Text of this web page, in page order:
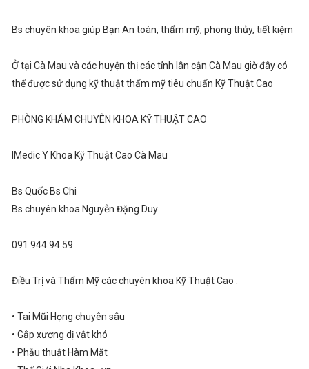
Bs chuyên khoa giúp Bạn An toàn, thẩm mỹ, phong thủy, tiết kiệm
Ở tại Cà Mau và các huyện thị các tỉnh lân cận Cà Mau giờ đây có
thể được sử dụng kỹ thuật thẩm mỹ tiêu chuẩn Kỹ Thuật Cao
PHÒNG KHÁM CHUYÊN KHOA KỸ THUẬT CAO
IMedic Y Khoa Kỹ Thuật Cao Cà Mau
Bs Quốc Bs Chi
Bs chuyên khoa Nguyễn Đặng Duy
091 944 94 59
Điều Trị và Thẩm Mỹ các chuyên khoa Kỹ Thuật Cao :
• Tai Mũi Họng chuyên sâu
• Gắp xương dị vật khó
• Phẫu thuật Hàm Mặt